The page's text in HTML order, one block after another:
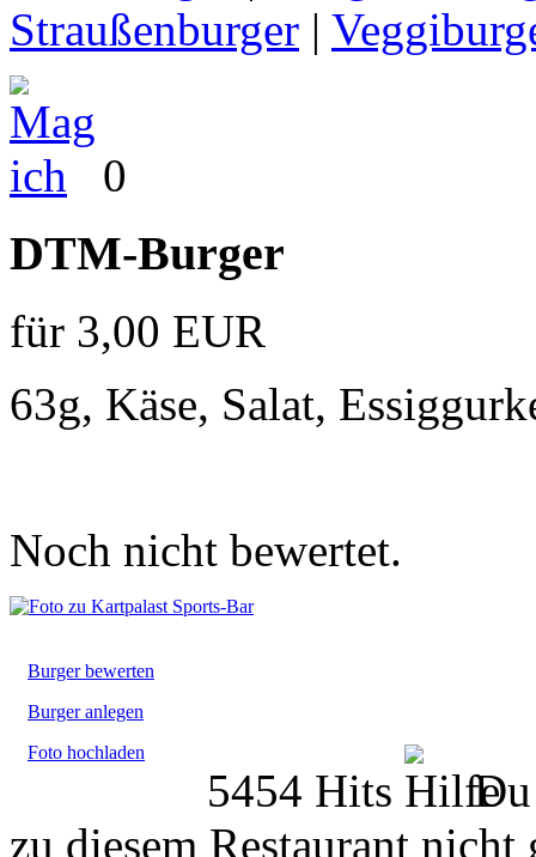
Straußenburger |
0
DTM-Burger
für 3,00 EUR
63g, Käse, Salat,
Noch nicht bewertet.
Burger bewerten
Burger anlegen
Foto hochladen
5454 Hits
zu diesem Restaurant